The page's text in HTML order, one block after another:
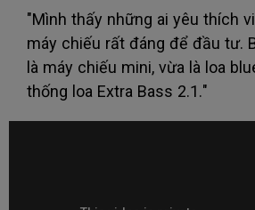
"Mình thấy những ai yêu thích
máy chiếu rất đáng để đầu tư.
là máy chiếu mini, vừa là loa
thống loa Extra Bass 2.1."